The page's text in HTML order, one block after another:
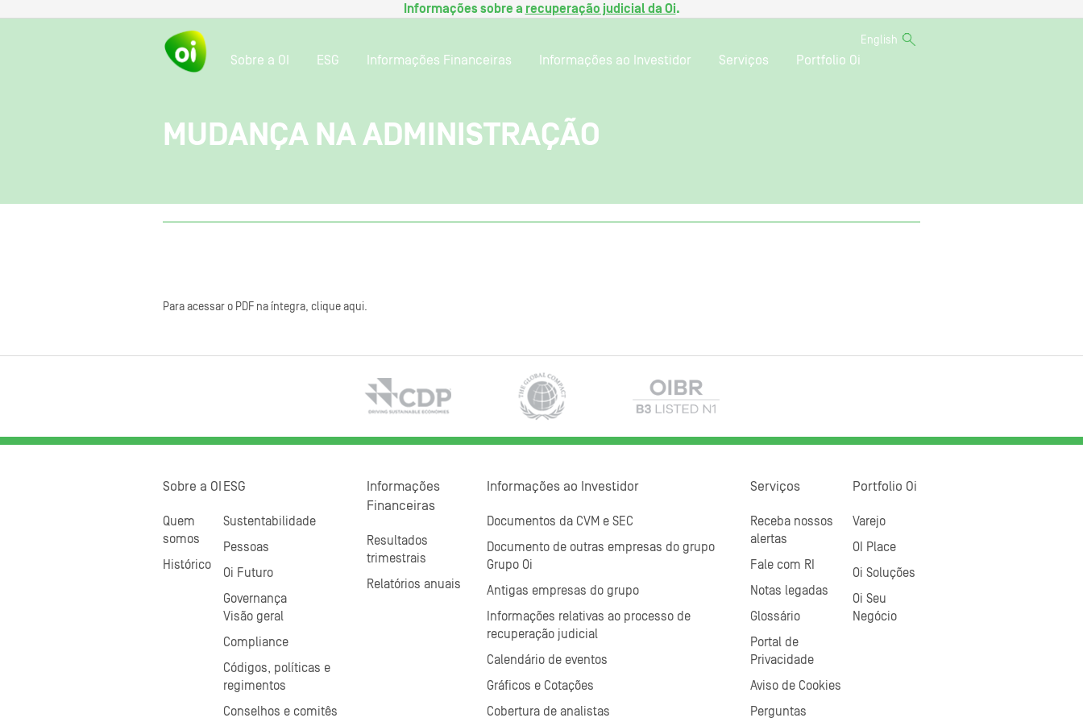
Informações sobre a recuperação judicial da Oi.
English
Sobre a OI ESG Informações Financeiras Informações ao Investidor Serviços Portfolio Oi
MUDANÇA NA ADMINISTRAÇÃO
Para acessar o PDF na íntegra, clique aqui.
Sobre a OI
Quem
somos
Histórico
ESG
Sustentabilidade
Pessoas
Oi Futuro
Governança
Visão geral
Compliance
Códigos, políticas e
regimentos
Conselhos e comitês
Informações
Financeiras
Resultados
trimestrais
Relatórios anuais
Informações ao Investidor
Documentos da CVM e SEC
Documento de outras empresas do grupo
Grupo Oi
Antigas empresas do grupo
Informações relativas ao processo de
recuperação judicial
Calendário de eventos
Gráficos e Cotações
Cobertura de analistas
Serviços
Receba nossos
alertas
Fale com RI
Notas legadas
Glossário
Portal de
Privacidade
Aviso de Cookies
Perguntas
Portfolio Oi
Varejo
OI Place
Oi Soluções
Oi Seu
Negócio